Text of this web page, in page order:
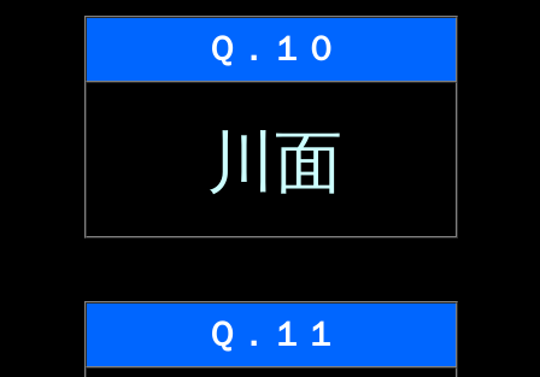
Ｑ．１０
川面
Ｑ．１１